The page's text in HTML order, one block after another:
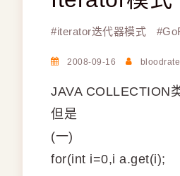
#iterator迭代器模式 #
2008-09-16 bloodrate
JAVA COLLECTION
但是
(一)
for(int i=0,i a.get(i);